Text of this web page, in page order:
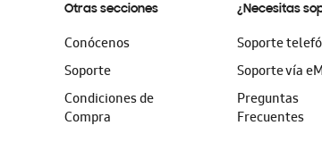
Otras secciones
Conócenos
Soporte
Condiciones de
Compra
¿Necesitas
Soporte
Soporte vía
Preguntas
Frecuentes